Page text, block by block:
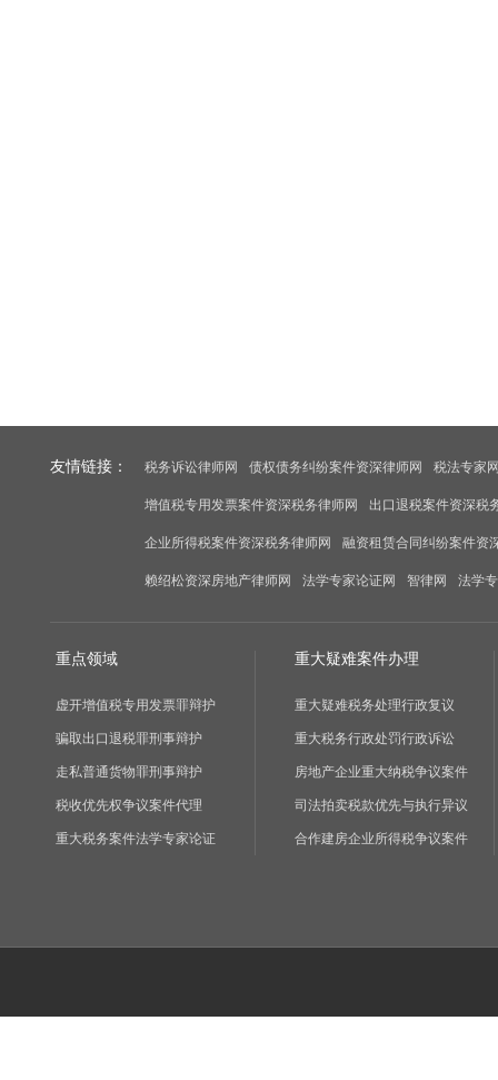
友情链接： 税务诉讼律师网 债权债务纠纷案件资深律师网 税法专家
增值税专用发票案件资深税务律师网 出口退税案件资深税
企业所得税案件资深税务律师网 融资租赁合同纠纷案件资
赖绍松资深房地产律师网 法学专家论证网 智律网 法学
重点领域
虚开增值税专用发票罪辩护
骗取出口退税罪刑事辩护
走私普通货物罪刑事辩护
税收优先权争议案件代理
重大税务案件法学专家论证
重大疑难案件办理
重大疑难税务处理行政复议
重大税务行政处罚行政诉讼
房地产企业重大纳税争议案件
司法拍卖税款优先与执行异议
合作建房企业所得税争议案件